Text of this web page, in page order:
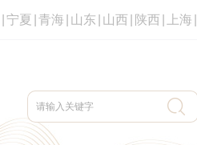
宁夏 青海 山东 山西 陕西 上海